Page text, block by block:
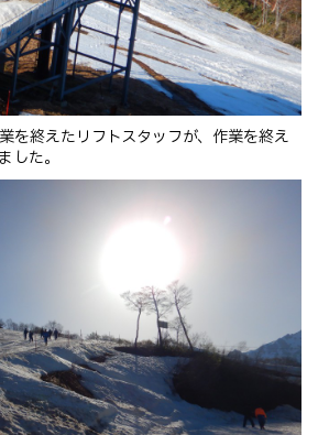
を終えたリフトスタッフが、作業を終え
した。